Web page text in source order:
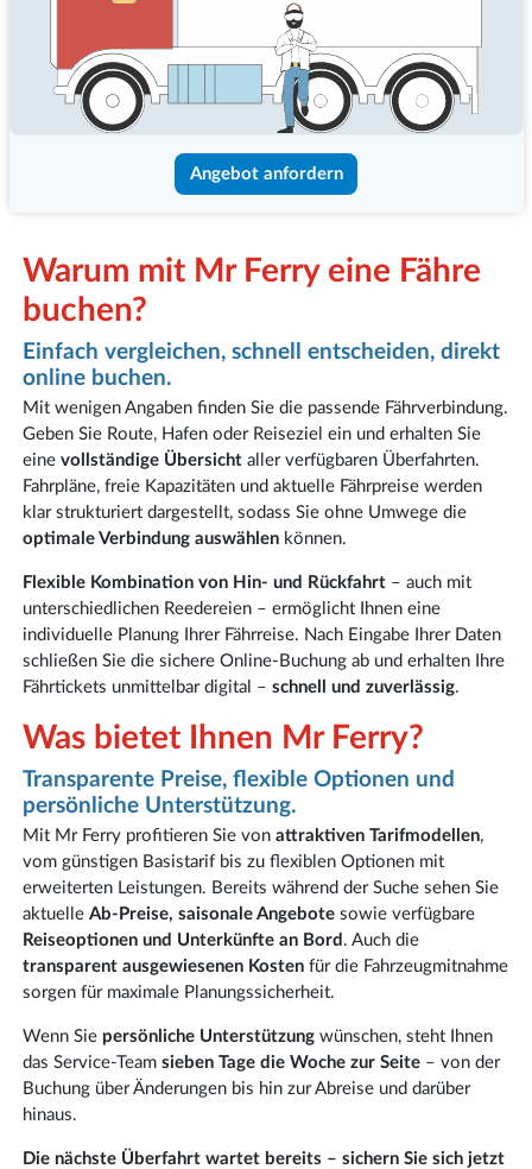
Angebot anfordern
Warum mit Mr Ferry eine Fähre
buchen?
Einfach vergleichen, schnell entscheiden, direkt
online buchen.
Mit wenigen Angaben finden Sie die passende Fährverbindung.
Geben Sie Route, Hafen oder Reiseziel ein und erhalten Sie
eine vollständige Übersichtaller verfügbaren Überfahrten.
Fahrpläne, freie Kapazitäten und aktuelle Fährpreise werden
klar strukturiert dargestellt, sodass Sie ohne Umwege die
optimale Verbindung auswählenkönnen.
Flexible Kombination von Hin- und Rückfahrt– auch mit
unterschiedlichen Reedereien – ermöglicht Ihnen eine
individuelle Planung Ihrer Fährreise. Nach Eingabe Ihrer Daten
schließen Sie die sichere Online-Buchung ab und erhalten Ihre
Fährtickets unmittelbar digital – schnell und zuverlässig.
Was bietet Ihnen Mr Ferry?
Transparente Preise, flexible Optionen und
persönliche Unterstützung.
Mit Mr Ferry profitieren Sie von attraktiven Tarifmodellen,
vom günstigen Basistarif bis zu flexiblen Optionen mit
erweiterten Leistungen. Bereits während der Suche sehen Sie
aktuelle Ab-Preise, saisonale Angebotesowie verfügbare
Reiseoptionen und Unterkünfte an Bord . Auch die
transparent ausgewiesenen Kostenfür die Fahrzeugmitnahme
sorgen für maximale Planungssicherheit.
Wenn Sie persönliche Unterstützungwünschen, steht Ihnen
das Service-Team sieben Tage die Woche zur Seite– von der
Buchung über Änderungen bis hin zur Abreise und darüber
hinaus.
Die nächste Überfahrt wartet bereits – sichern Sie sich jetzt